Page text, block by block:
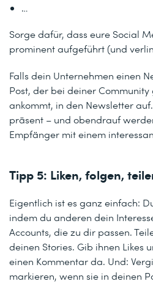
…
Sorge dafür, dass eure Social
prominent aufgeführt (und
Falls dein Unternehmen einen
Post, der bei deiner
ankommt, in den Newsletter
präsent – und obendrauf
Empfänger mit einem
Tipp 5: Liken, folgen,
Eigentlich ist es ganz einfach:
indem du anderen dein
Accounts, die zu dir passen.
deinen Stories. Gib ihnen Likes
einen Kommentar da. Und:
markieren, wenn sie in deinen